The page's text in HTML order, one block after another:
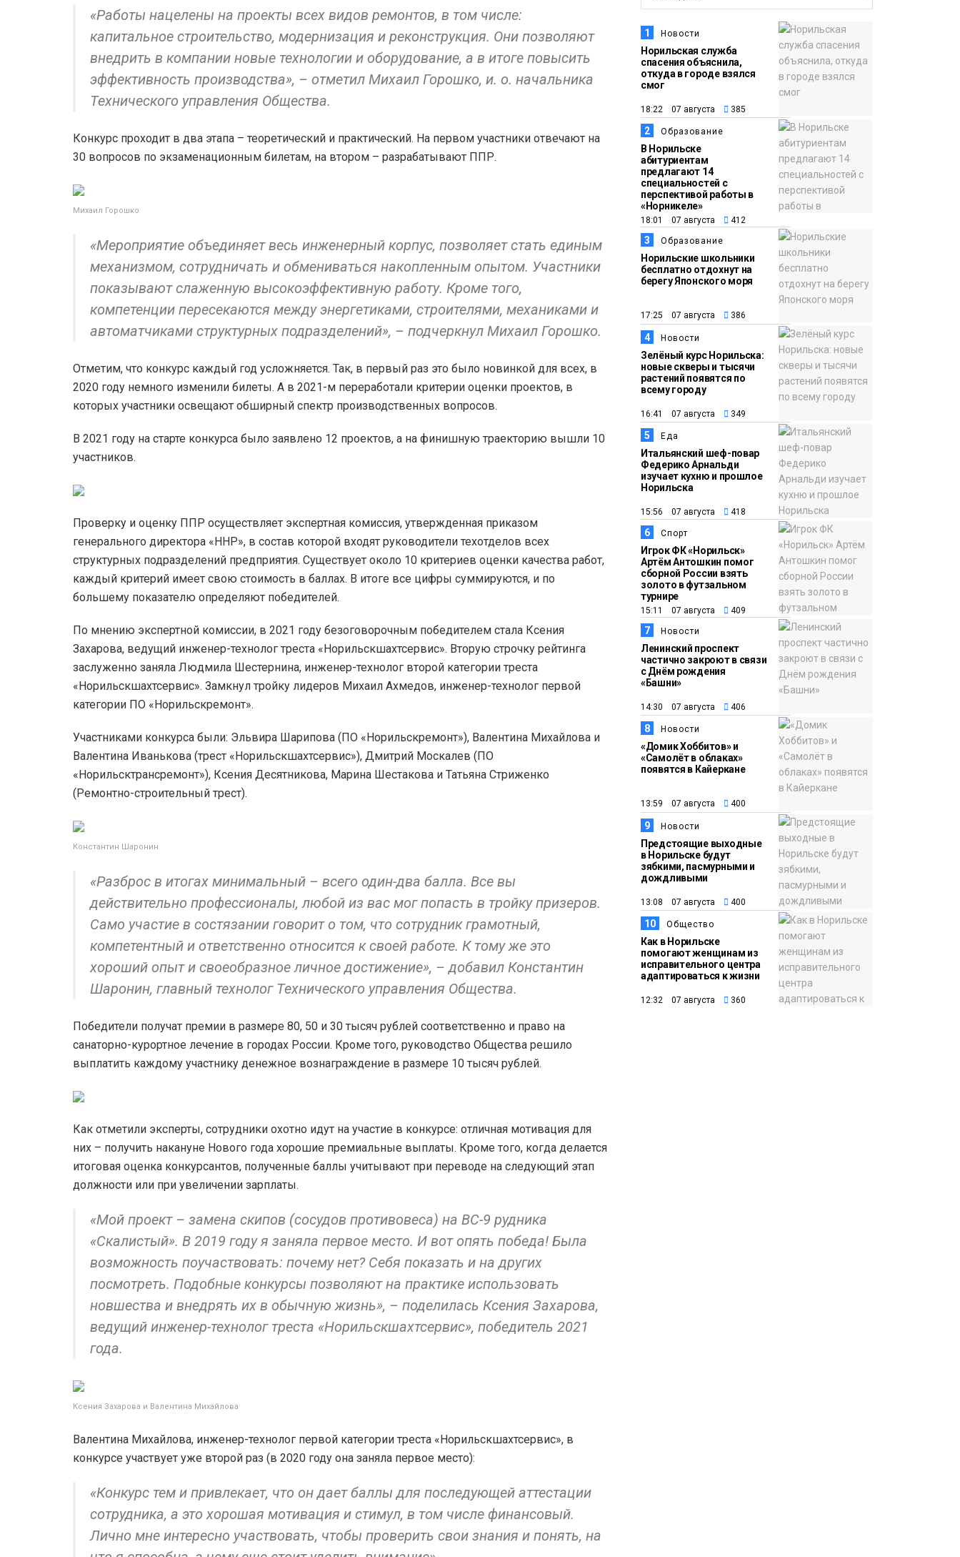
«Работы нацелены на проекты всех видов ремонтов, в том числе:
капитальное строительство, модернизация и реконструкция. Они позволяют
внедрить в компании новые технологии и оборудование, а в итоге повысить
эффективность производства», – отметил Михаил Горошко, и. о. начальника
Технического управления Общества.
Конкурс проходит в два этапа – теоретический и практический. На первом участники отвечают на
30 вопросов по экзаменационным билетам, на втором – разрабатывают ППР.
Михаил Горошко
«Мероприятие объединяет весь инженерный корпус, позволяет стать единым
механизмом, сотрудничать и обмениваться накопленным опытом. Участники
показывают слаженную высокоэффективную работу. Кроме того,
компетенции пересекаются между энергетиками, строителями, механиками и
автоматчиками структурных подразделений», – подчеркнул Михаил Горошко.
Отметим, что конкурс каждый год усложняется. Так, в первый раз это было новинкой для всех, в
2020 году немного изменили билеты. А в 2021-м переработали критерии оценки проектов, в
которых участники освещают обширный спектр производственных вопросов.
В 2021 году на старте конкурса было заявлено 12 проектов, а на финишную траекторию вышли 10
участников.
Проверку и оценку ППР осуществляет экспертная комиссия, утвержденная приказом
генерального директора «ННР», в состав которой входят руководители техотделов всех
структурных подразделений предприятия. Существует около 10 критериев оценки качества работ,
каждый критерий имеет свою стоимость в баллах. В итоге все цифры суммируются, и по
большему показателю определяют победителей.
По мнению экспертной комиссии, в 2021 году безоговорочным победителем стала Ксения
Захарова, ведущий инженер-технолог треста «Норильскшахтсервис». Вторую строчку рейтинга
заслуженно заняла Людмила Шестернина, инженер-технолог второй категории треста
«Норильскшахтсервис». Замкнул тройку лидеров Михаил Ахмедов, инженер-технолог первой
категории ПО «Норильскремонт».
Участниками конкурса были: Эльвира Шарипова (ПО «Норильскремонт»), Валентина Михайлова и
Валентина Иванькова (трест «Норильскшахтсервис»), Дмитрий Москалев (ПО
«Норильсктрансремонт»), Ксения Десятникова, Марина Шестакова и Татьяна Стриженко
(Ремонтно-строительный трест).
Константин Шаронин
«Разброс в итогах минимальный – всего один-два балла. Все вы
действительно профессионалы, любой из вас мог попасть в тройку призеров.
Само участие в состязании говорит о том, что сотрудник грамотный,
компетентный и ответственно относится к своей работе. К тому же это
хороший опыт и своеобразное личное достижение», – добавил Константин
Шаронин, главный технолог Технического управления Общества.
Победители получат премии в размере 80, 50 и 30 тысяч рублей соответственно и право на
санаторно-курортное лечение в городах России. Кроме того, руководство Общества решило
выплатить каждому участнику денежное вознаграждение в размере 10 тысяч рублей.
Как отметили эксперты, сотрудники охотно идут на участие в конкурсе: отличная мотивация для
них – получить накануне Нового года хорошие премиальные выплаты. Кроме того, когда делается
итоговая оценка конкурсантов, полученные баллы учитывают при переводе на следующий этап
должности или при увеличении зарплаты.
«Мой проект – замена скипов (сосудов противовеса) на ВС-9 рудника
«Скалистый». В 2019 году я заняла первое место. И вот опять победа! Была
возможность поучаствовать: почему нет? Себя показать и на других
посмотреть. Подобные конкурсы позволяют на практике использовать
новшества и внедрять их в обычную жизнь», – поделилась Ксения Захарова,
ведущий инженер-технолог треста «Норильскшахтсервис», победитель 2021
года.
Ксения Захарова и Валентина Михайлова
Валентина Михайлова, инженер-технолог первой категории треста «Норильскшахтсервис», в
конкурсе участвует уже второй раз (в 2020 году она заняла первое место):
«Конкурс тем и привлекает, что он дает баллы для последующей аттестации
сотрудника, а это хорошая мотивация и стимул, в том числе финансовый.
Лично мне интересно участвовать, чтобы проверить свои знания и понять, на
14:30
Новости
Ленинский проспект
частично закроют в
связи с Днём
рождения «Башни»
13:59
Новости
«Домик Хоббитов» и
«Самолёт в облаках»
появятся в Кайеркане
13:08
Новости
Предстоящие
выходные в
Норильске будут
зябкими, пасмурными
и дождливыми
Общество
Как в Норильске
помогают женщинам
из исправительного
центра
адаптироваться к
жизни
1 Новости
Норильская служба
спасения объяснила,
откуда в городе взялся
смог
18:22 07 августа 385
2 Образование
В Норильске
абитуриентам
предлагают 14
специальностей с
перспективой работы в
«Норникеле»
18:01 07 августа 412
3 Образование
Норильские школьники
бесплатно отдохнут на
берегу Японского моря
17:25 07 августа 386
4 Новости
Зелёный курс Норильска:
новые скверы и тысячи
растений появятся по
всему городу
16:41 07 августа 349
5 Еда
Итальянский шеф-повар
Федерико Арнальди
изучает кухню и прошлое
Норильска
15:56 07 августа 418
6 Спорт
Игрок ФК «Норильск»
Артём Антошкин помог
сборной России взять
золото в футзальном
турнире
15:11 07 августа 409
7 Новости
Ленинский проспект
частично закроют в связи
с Днём рождения
«Башни»
14:30 07 августа 406
8 Новости
«Домик Хоббитов» и
«Самолёт в облаках»
появятся в Кайеркане
13:59 07 августа 400
9 Новости
Предстоящие выходные
в Норильске будут
зябкими, пасмурными и
дождливыми
13:08 07 августа 400
10 Общество
Как в Норильске
помогают женщинам из
исправительного центра
адаптироваться к жизни
12:32 07 августа 360